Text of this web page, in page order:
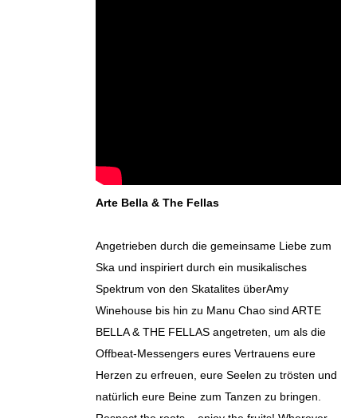
Arte Bella & The Fellas
Angetrieben durch die gemeinsame Liebe zum
Ska und inspiriert durch ein musikalisches
Spektrum von den Skatalites überAmy
Winehouse bis hin zu Manu Chao sind ARTE
BELLA & THE FELLAS angetreten, um als die
Offbeat-Messengers eures Vertrauens eure
Herzen zu erfreuen, eure Seelen zu trösten und
natürlich eure Beine zum Tanzen zu bringen.